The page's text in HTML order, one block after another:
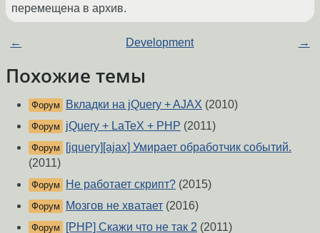
перемещена в архив.
← Development →
Похожие темы
Форум Вкладки на jQuery + AJAX (2010)
Форум jQuery + LaTeX + PHP (2011)
Форум
[jquery][ajax] Умирает обработчик событий.
(2011)
Форум Не работает скрипт? (2015)
Форум Мозгов не хватает (2016)
Форум [PHP] Скажи что не так 2 (2011)